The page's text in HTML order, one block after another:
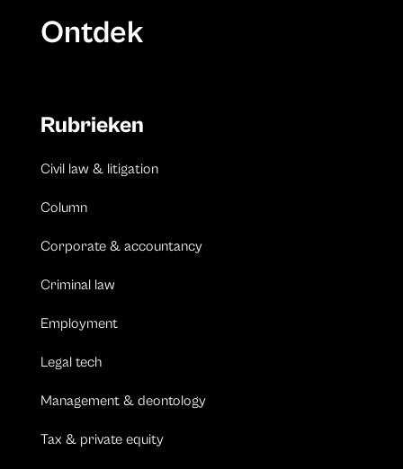
Ontdek
Rubrieken
Civil law & litigation
Column
Corporate & accountancy
Criminal law
Employment
Legal tech
Management & deontology
Tax & private equity